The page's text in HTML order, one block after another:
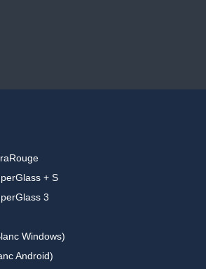
+ S
3
Windows)
Android)